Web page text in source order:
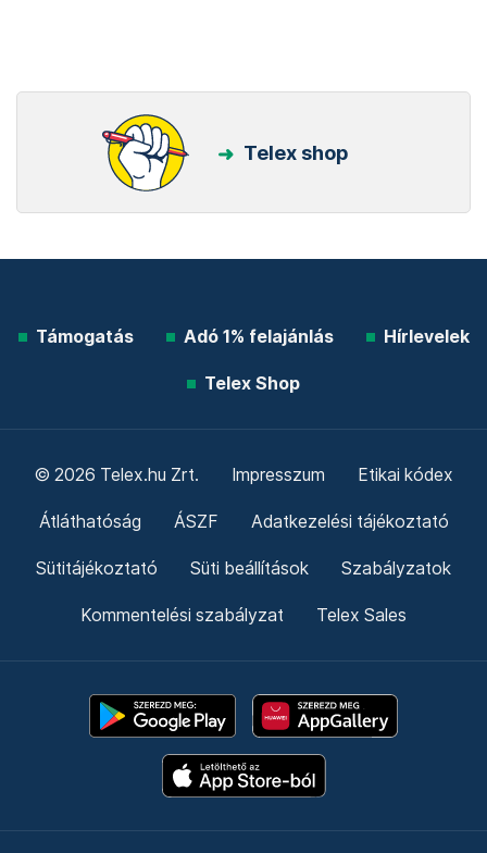
Telex shop
Támogatás Adó 1% felajánlás Hírlevelek
Telex Shop
© 2026 Telex.hu Zrt. Impresszum Etikai kódex
Átláthatóság ÁSZF Adatkezelési tájékoztató
Sütitájékoztató Süti beállítások Szabályzatok
Kommentelési szabályzat Telex Sales